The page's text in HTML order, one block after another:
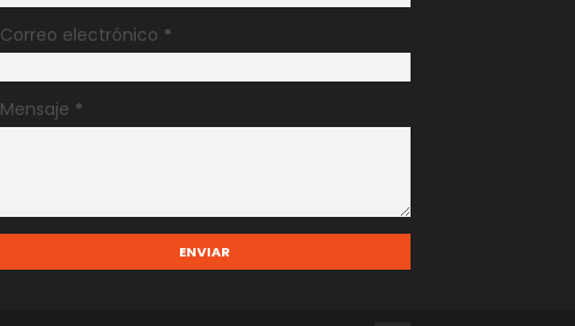
Correo electrónico *
Mensaje *